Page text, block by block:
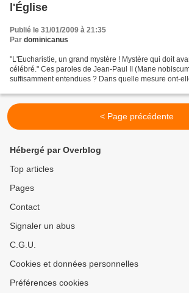
l'Église
Publié le 31/01/2009 à 21:35
Par dominicanus
"L'Eucharistie, un grand mystère ! Mystère qui doit
célébré." Ces paroles de Jean-Paul II (Mane
suffisamment entendues ? Dans quelle mesure ont-
< Page précédente
Hébergé par Overblog
Top articles
Pages
Contact
Signaler un abus
C.G.U.
Cookies et données personnelles
Préférences cookies